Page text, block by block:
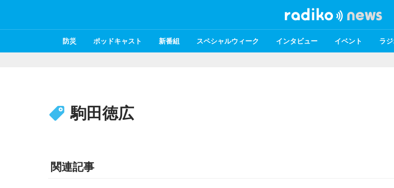
防災 ポッドキャスト 新番組 スペシャルウィーク インタビュー イベント ラ
駒田徳広
関連記事